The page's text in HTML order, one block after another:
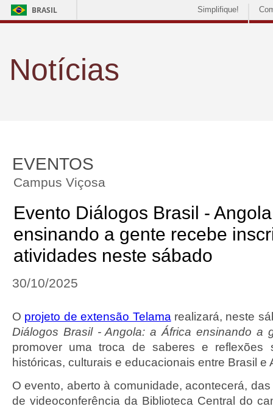
BRASIL Simplifique!
Notícias
EVENTOS
Campus Viçosa
Evento Diálogos Brasil -
ensinando a gente recebe
atividades neste sábado
30/10/2025
O projeto de extensão Telama realizará, neste
Diálogos Brasil - Angola: a África ensinando a
promover uma troca de saberes e reflexões
históricas, culturais e educacionais entre Brasil e
O evento, aberto à comunidade, acontecerá,
de videoconferência da Biblioteca Central do